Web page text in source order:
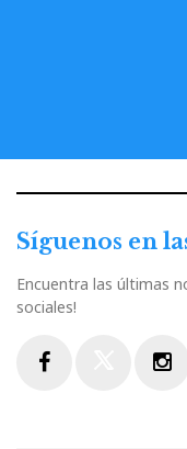
Síguenos en
Encuentra las últimas
sociales!